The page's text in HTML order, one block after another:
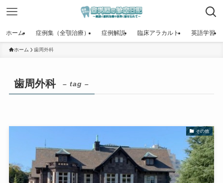
ホーム 症例集（全顎治療） 症例解説 臨床アラカルト 英語学習
ホーム 歯周外科
歯周外科 – tag –
その他